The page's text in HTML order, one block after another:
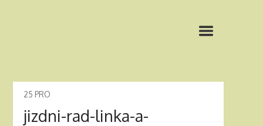
25 PRO
jizdni-rad-linka-a-